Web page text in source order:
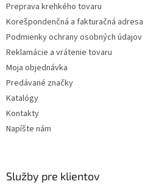
Preprava krehkého tovaru
Korešpondenčná a fakturačná adresa
Podmienky ochrany osobných údajov
Reklamácie a vrátenie tovaru
Moja objednávka
Predávané značky
Katalógy
Kontakty
Napíšte nám
Služby pre klientov